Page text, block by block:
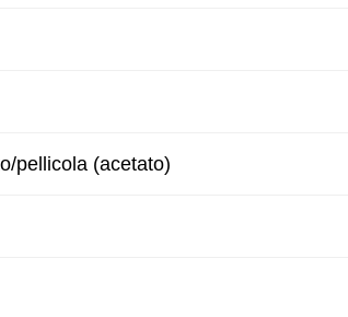
pellicola (acetato)